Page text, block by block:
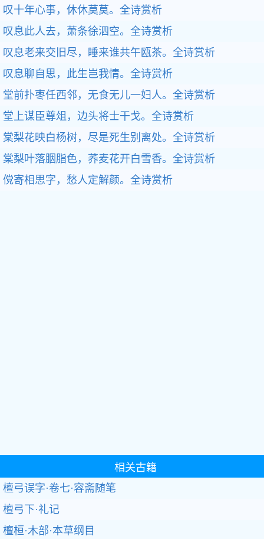
叹十年心事，休休莫莫。全诗赏析
叹息此人去，萧条徐泗空。全诗赏析
叹息老来交旧尽，睡来谁共午瓯茶。全诗赏析
叹息聊自思，此生岂我情。全诗赏析
堂前扑枣任西邻，无食无儿一妇人。全诗赏析
堂上谋臣尊俎，边头将士干戈。全诗赏析
棠梨花映白杨树，尽是死生别离处。全诗赏析
棠梨叶落胭脂色，荞麦花开白雪香。全诗赏析
傥寄相思字，愁人定解颜。全诗赏析
相关古籍
檀弓误字·卷七·容斋随笔
檀弓下·礼记
檀桓·木部·本草纲目